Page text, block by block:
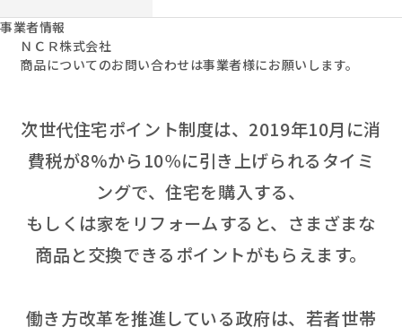
事業者情報
ＮＣＲ株式会社
商品についてのお問い合わせは事業者様にお願いします。
次世代住宅ポイント制度は、2019年10月に消
費税が8%から10％に引き上げられるタイミ
ングで、住宅を購入する、
もしくは家をリフォームすると、さまざまな
商品と交換できるポイントがもらえます。
働き方改革を推進している政府は、若者世帯